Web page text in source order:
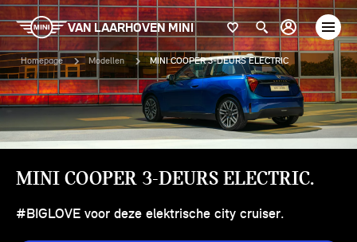
VAN LAARHOVEN MINI
Homepage Modellen MINI COOPER 3-DEURS ELECTRIC
MINI COOPER 3-DEURS ELECTRIC.
#BIGLOVE voor deze elektrische city cruiser.